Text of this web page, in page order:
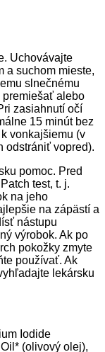
Uchovávajte
a suchom mieste,
slnečnému
premiešať alebo
zasiahnutí očí
15 minút bez
vonkajšiemu (v
odstrániť vopred).
pomoc. Pred
test, t. j.
na jeho
na zápästí a
nástupu
výrobok. Ak po
pokožky zmyte
používať. Ak
lekársku
Iodide
(olivový olej),